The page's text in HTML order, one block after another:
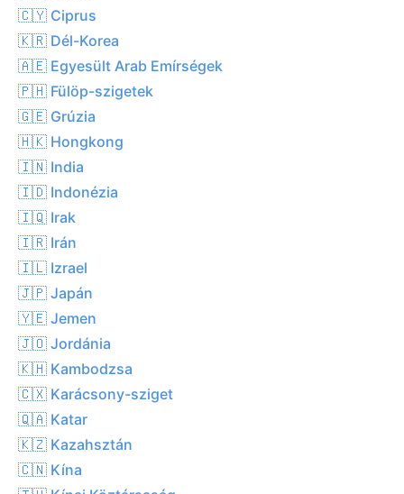
🇨🇾 Ciprus
🇰🇷 Dél-Korea
🇦🇪 Egyesült Arab Emírségek
🇵🇭 Fülöp-szigetek
🇬🇪 Grúzia
🇭🇰 Hongkong
🇮🇳 India
🇮🇩 Indonézia
🇮🇶 Irak
🇮🇷 Irán
🇮🇱 Izrael
🇯🇵 Japán
🇾🇪 Jemen
🇯🇴 Jordánia
🇰🇭 Kambodzsa
🇨🇽 Karácsony-sziget
🇶🇦 Katar
🇰🇿 Kazahsztán
🇨🇳 Kína